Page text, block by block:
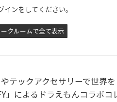
ンをしてください。
クルームで全て表示
テックアクセサリーで世界
によるドラえもんコラボコ